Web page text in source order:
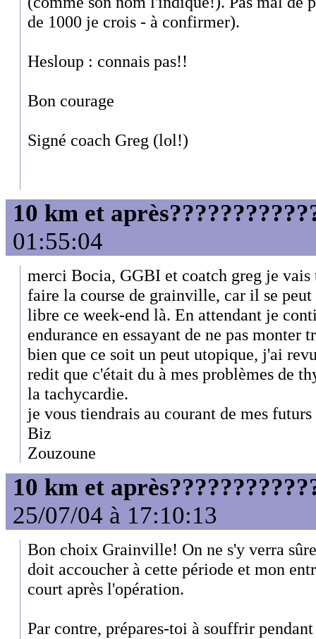
de 1000 je crois - à confirmer).
Hesloup : connais pas!!
Bon courage
Signé coach Greg (lol!)
10 km et
01:55:04
merci Bocia, GGBI et coatch greg je
faire la course de grainville, car il se
libre ce week-end là. En attendant je
endurance en essayant de ne pas monter
bien que ce soit un peut utopique, j'ai
redit que c'était du à mes problèmes de
la tachycardie.
je vous tiendrais au courant de mes
Biz
Zouzoune
10 km et
25/07/04 à 17:10:13
Bon choix Grainville! On ne s'y verra
doit accoucher à cette période et mon
court après l'opération.
Par contre, prépares-toi à souffrir